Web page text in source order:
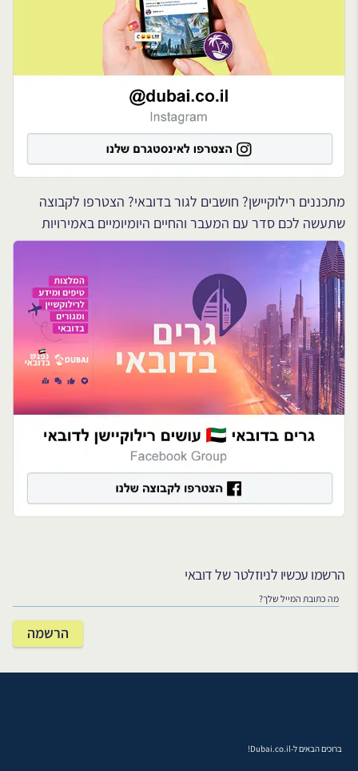
מתכננים רילוקיישן? חושבים לגור בדובאי? הצטרפו לקבוצה
שתעשה לכם סדר עם המעבר והחיים היומיומיים באמירויות
הרשמו עכשיו לניוזלטר של דובאי
ברוכים הבאים ל-Dubai.co.il!